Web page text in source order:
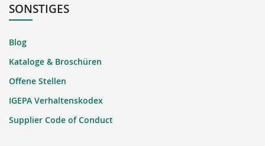
SONSTIGES
Blog
Kataloge & Broschüren
Offene Stellen
IGEPA Verhaltenskodex
Supplier Code of Conduct